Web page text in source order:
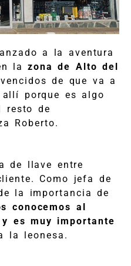
a la aventura
lazona de Alto del
de que va a
porque es algo
resto de
Roberto.
de llave entre
Como jefa de
la importancia de
conocemos al
es muy importante
la leonesa.